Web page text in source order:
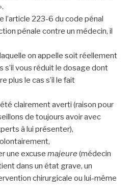
l’article 223-6 du code pénal
pénale contre un médecin, il
on appelle soit réellement
s’il vous réduit le dosage dont
plus le cas s’il le fait
clairement averti (raison pour
de toujours avoir avec
à lui présenter),
une excuse majeure (médecin
dans un état grave, un
chirurgicale ou lui-même